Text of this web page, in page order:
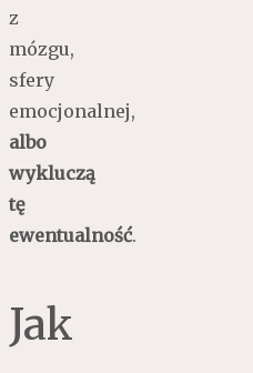
z
mózgu,
sfery
emocjonalnej,
albo
wykluczą
tę
ewentualność.
Jak